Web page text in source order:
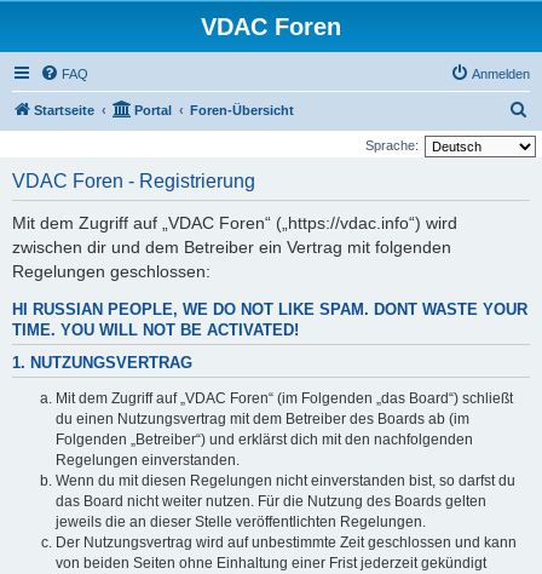
VDAC Foren
FAQ Anmelden
Startseite Portal Foren-Übersicht
u
Sprache:
VDAC Foren - Registrierung
Mit dem Zugriff auf „VDAC Foren“ („https://vdac.info“) wird
zwischen dir und dem Betreiber ein Vertrag mit folgenden
Regelungen geschlossen:
HI RUSSIAN PEOPLE, WE DO NOT LIKE SPAM. DONT WASTE YOUR
TIME. YOU WILL NOT BE ACTIVATED!
1. NUTZUNGSVERTRAG
Mit dem Zugriff auf „VDAC Foren“ (im Folgenden „das Board“) schließt
du einen Nutzungsvertrag mit dem Betreiber des Boards ab (im
Folgenden „Betreiber“) und erklärst dich mit den nachfolgenden
Regelungen einverstanden.
Wenn du mit diesen Regelungen nicht einverstanden bist, so darfst du
das Board nicht weiter nutzen. Für die Nutzung des Boards gelten
jeweils die an dieser Stelle veröffentlichten Regelungen.
Der Nutzungsvertrag wird auf unbestimmte Zeit geschlossen und kann
von beiden Seiten ohne Einhaltung einer Frist jederzeit gekündigt